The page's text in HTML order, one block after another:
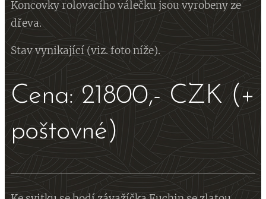
Koncovky rolovacího válečku jsou vyrobeny ze
dřeva.
Stav vynikající (viz. foto níže).
Cena: 21800,- CZK (+
poštovné)